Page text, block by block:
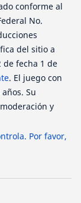
conforme al
No.
del sitio a
de fecha 1 de
. El juego con
Su
y
Por favor,